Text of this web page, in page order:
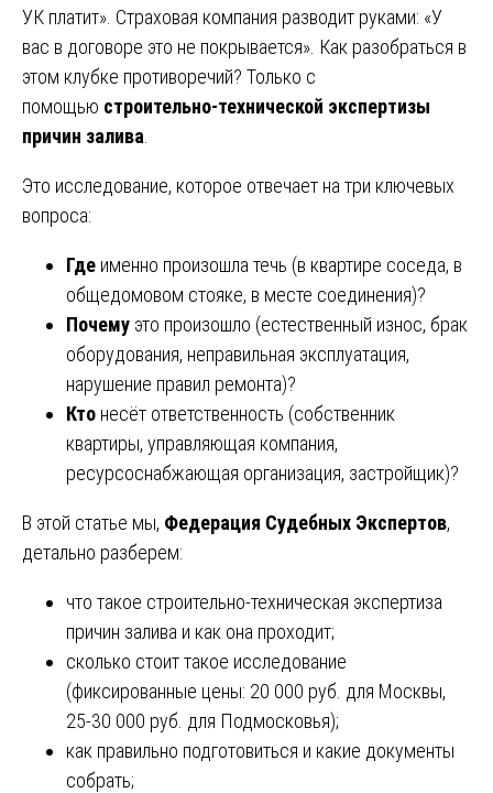
УК платит». Страховая компания разводит руками: «У
вас в договоре это не покрывается». Как разобраться в
этом клубке противоречий? Только с
помощью строительно-технической экспертизы
причин залива
Это исследование, которое отвечает на три ключевых
вопроса:
Где именно произошла течь (в квартире соседа, в
общедомовом стояке, в месте соединения)?
Почему это произошло (естественный износ, брак
оборудования, неправильная эксплуатация,
нарушение правил ремонта)?
Кто несёт ответственность (собственник
квартиры, управляющая компания,
ресурсоснабжающая организация, застройщик)?
В этой статье мы, Федерация Судебных Экспертов,
детально разберем:
что такое строительно-техническая экспертиза
причин залива и как она проходит;
сколько стоит такое исследование
(фиксированные цены: 20 000 руб. для Москвы,
25-30 000 руб. для Подмосковья);
как правильно подготовиться и какие документы
собрать;